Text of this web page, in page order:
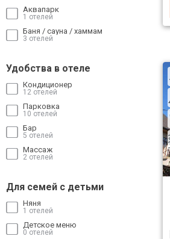
Аквапарк
1 отелей
Баня / сауна / хаммам
3 отелей
Удобства в отеле
Кондиционер
12 отелей
Парковка
10 отелей
Бар
5 отелей
Массаж
2 отелей
Для семей с детьми
Няня
1 отелей
Детское меню
0 отелей